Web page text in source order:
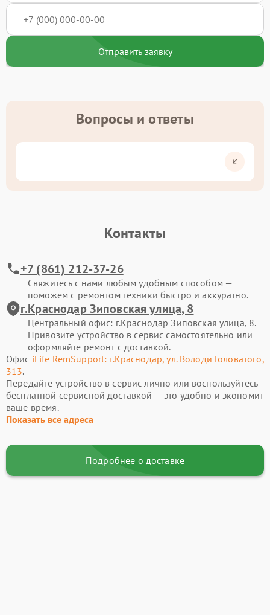
Отправить заявку
Вопросы и ответы
Контакты
+7 (861) 212-37-26
Свяжитесь с нами любым удобным способом —
поможем с ремонтом техники быстро и аккуратно.
г.Краснодар Зиповская улица, 8
Центральный офис: г.Краснодар Зиповская улица, 8.
Привозите устройство в сервис самостоятельно или
оформляйте ремонт с доставкой.
Офис iLife RemSupport: г.Краснодар, ул. Володи Головатого,
313.
Передайте устройство в сервис лично или воспользуйтесь
бесплатной сервисной доставкой — это удобно и экономит
ваше время.
Показать все адреса
Подробнее о доставке